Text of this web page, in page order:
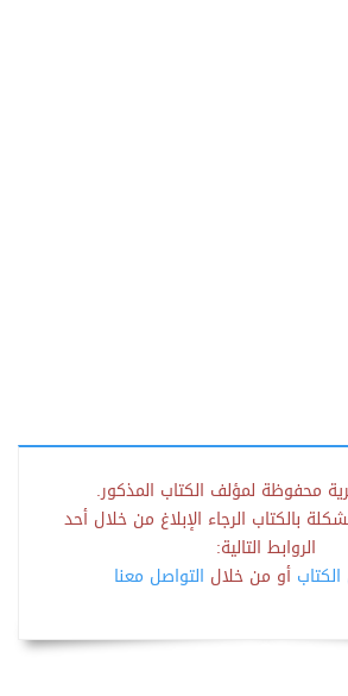
محفوظة لمؤلف الكتاب المذكور.
بالكتاب الرجاء الإبلاغ من خلال أحد
الروابط التالية:
أو من خلال التواصل معنا